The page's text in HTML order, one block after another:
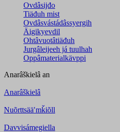
Ovdâsijđo
Tiäđuh mist
Ovdâsvástádâssyergih
Äigikyevdil
Ohtâvuotâtiäđuh
Jurgâleijeeh já tuulhah
Oppâmaterialkävppi
Anarâškielâ an
Anarâškielâ
Nuõrttsääʹmǩiõll
Davvisámegiella